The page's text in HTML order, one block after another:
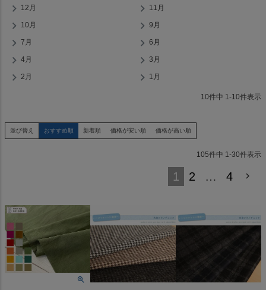
12月 11月
10月 9月
7月 6月
4月 3月
2月 1月
10件中 1 -10件表示
並び替え おすすめ順 新着順 価格が安い順 価格が高い順
105件中 1-30件表示
1 2 … 4